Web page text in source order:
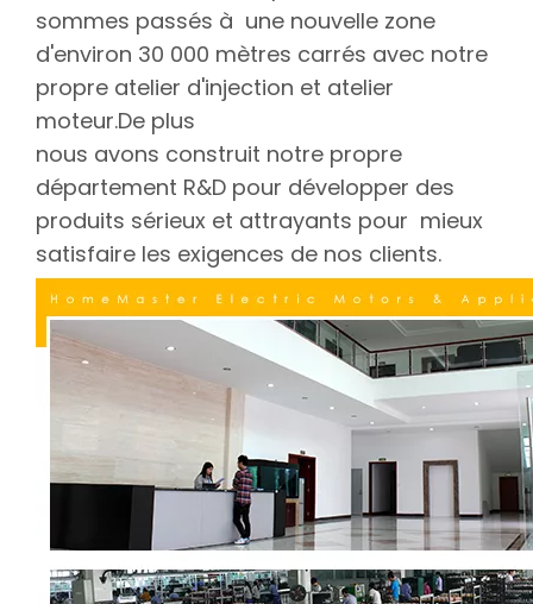
sommes passés à une nouvelle zone
d'environ 30 000 mètres carrés avec notre
propre atelier d'injection et atelier
moteur.De plus
nous avons construit notre propre
département R&D pour développer des
produits sérieux et attrayants pour mieux
satisfaire les exigences de nos clients.